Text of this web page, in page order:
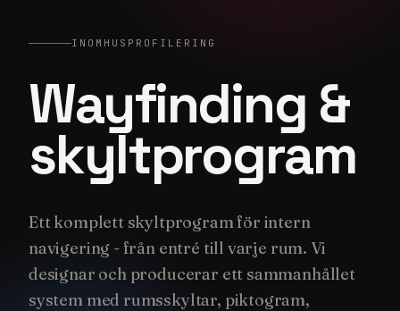
INOMHUSPROFILERING
Wayfinding &
skyltprogram
Ett komplett skyltprogram för intern
navigering - från entré till varje rum. Vi
designar och producerar ett sammanhållet
system med rumsskyltar, piktogram,